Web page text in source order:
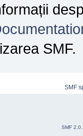
SMF.
SMF
SMF